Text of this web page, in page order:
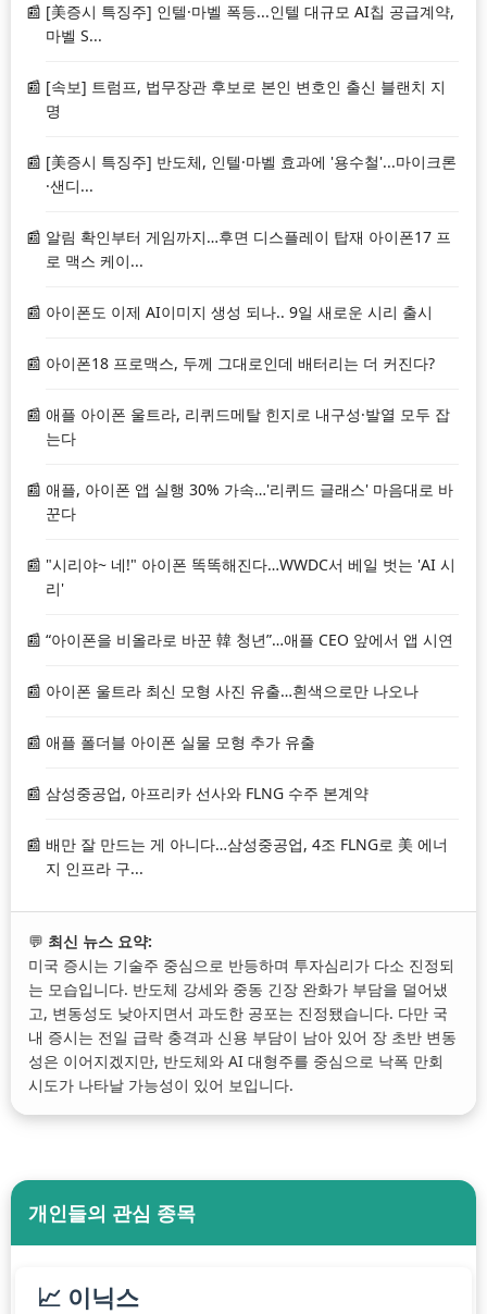
[美증시 특징주] 인텔·마벨 폭등...인텔 대규모 AI칩 공급계약,
마벨 S...
[속보] 트럼프, 법무장관 후보로 본인 변호인 출신 블랜치 지
명
[美증시 특징주] 반도체, 인텔·마벨 효과에 '용수철'...마이크론
·샌디...
알림 확인부터 게임까지…후면 디스플레이 탑재 아이폰17 프
로 맥스 케이...
아이폰도 이제 AI이미지 생성 되나.. 9일 새로운 시리 출시
아이폰18 프로맥스, 두께 그대로인데 배터리는 더 커진다?
애플 아이폰 울트라, 리퀴드메탈 힌지로 내구성·발열 모두 잡
는다
애플, 아이폰 앱 실행 30% 가속…'리퀴드 글래스' 마음대로 바
꾼다
"시리야~ 네!" 아이폰 똑똑해진다…WWDC서 베일 벗는 'AI 시
리'
“아이폰을 비올라로 바꾼 韓 청년”…애플 CEO 앞에서 앱 시연
아이폰 울트라 최신 모형 사진 유출…흰색으로만 나오나
애플 폴더블 아이폰 실물 모형 추가 유출
삼성중공업, 아프리카 선사와 FLNG 수주 본계약
배만 잘 만드는 게 아니다…삼성중공업, 4조 FLNG로 美 에너
지 인프라 구...
💬 최신 뉴스 요약:
미국 증시는 기술주 중심으로 반등하며 투자심리가 다소 진정되
는 모습입니다. 반도체 강세와 중동 긴장 완화가 부담을 덜어냈
고, 변동성도 낮아지면서 과도한 공포는 진정됐습니다. 다만 국
내 증시는 전일 급락 충격과 신용 부담이 남아 있어 장 초반 변동
성은 이어지겠지만, 반도체와 AI 대형주를 중심으로 낙폭 만회
시도가 나타날 가능성이 있어 보입니다.
개인들의 관심 종목
📈 이닉스